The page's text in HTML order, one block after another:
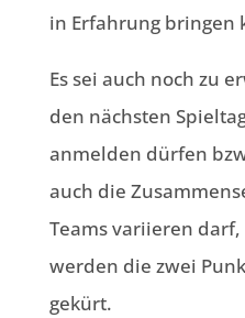
in Erfahrung bringen
Es sei auch noch zu
den nächsten
anmelden dürfen
auch die
Teams variieren
werden die zwei
gekürt.